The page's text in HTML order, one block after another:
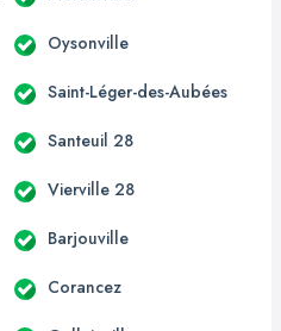
Oysonville
Saint-Léger-des-Aubées
Santeuil 28
Vierville 28
Barjouville
Corancez